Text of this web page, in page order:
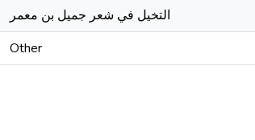
التخيل في شعر جميل بن معمر
Other